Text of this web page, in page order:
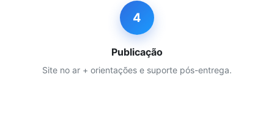
4
Publicação
Site no ar + orientações e suporte pós-entrega.